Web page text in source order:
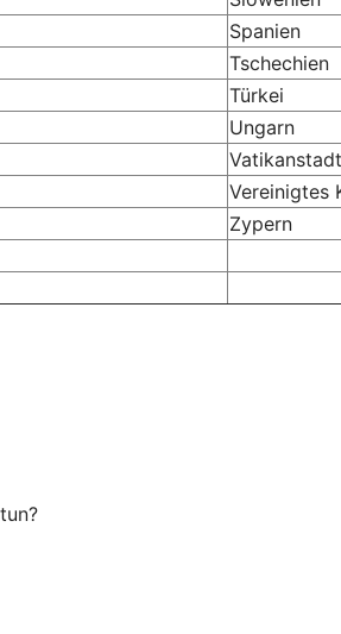
Spanien
Tschechien
Türkei
Ungarn
Vatikanstadt
Vereinigtes
Zypern